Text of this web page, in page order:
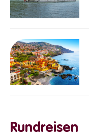
Rundreisen